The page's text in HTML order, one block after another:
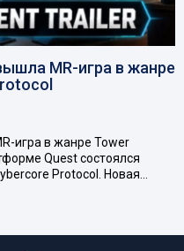
MR-игра в жанре
игра в жанре Tower
Quest состоялся
Protocol. Новая…